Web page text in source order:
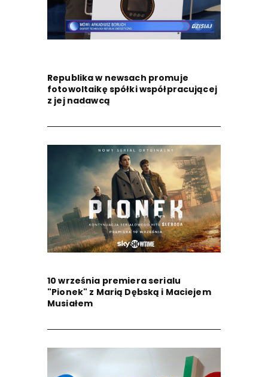
Republika w newsach promuje
fotowoltaikę spółki współpracującej
z jej nadawcą
10 września premiera serialu
"Pionek" z Marią Dębską i Maciejem
Musiałem